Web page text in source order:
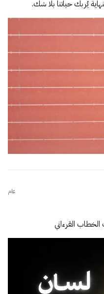
يُربك حياتنا بلا شك.
عام
القرءاني